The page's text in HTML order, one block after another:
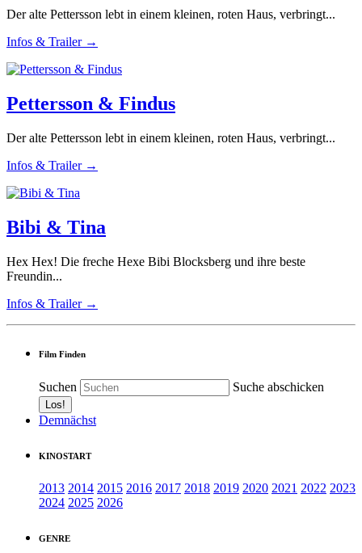
Der alte Pettersson lebt in einem kleinen, roten Haus, verbringt...
Infos & Trailer →
Pettersson & Findus
Der alte Pettersson lebt in einem kleinen, roten Haus, verbringt...
Infos & Trailer →
Bibi & Tina
Hex Hex! Die freche Hexe Bibi Blocksberg und ihre beste
Freundin...
Infos & Trailer →
Film Finden
Suchen Suche abschicken
Demnächst
KINOSTART
2013 2014 2015 2016 2017 2018 2019 2020 2021 2022 2023
2024 2025 2026
GENRE